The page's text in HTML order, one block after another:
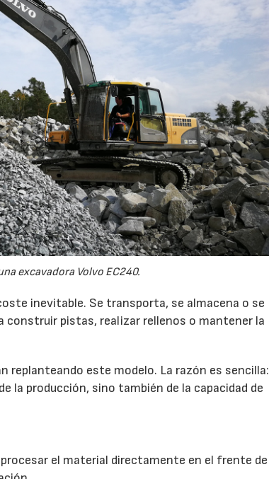
excavadora Volvo EC240.
inevitable. Se transporta, se almacena o se
construir pistas, realizar rellenos o mantener la
replanteando este modelo. La razón es sencilla:
la producción, sino también de la capacidad de
el material directamente en el frente de